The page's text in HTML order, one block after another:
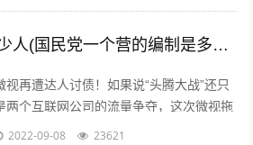
一个营的编制是多少人(国民党一个营的编制是多少人)
视再遭达人讨债！如果说“头腾大战”还只
两个互联网公司的流量争夺，这次微视拖
达人补贴额的行为，无疑是雪上加霜，让
2022-09-08 23621